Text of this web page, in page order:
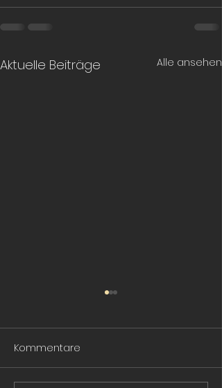
Aktuelle Beiträge Alle ansehen
Kommentare